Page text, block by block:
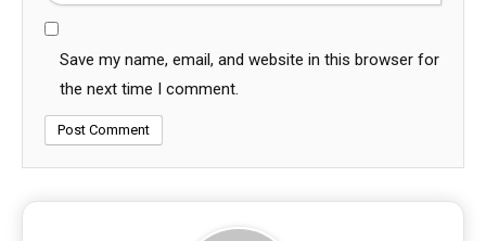
Save my name, email, and website in this browser for
the next time I comment.